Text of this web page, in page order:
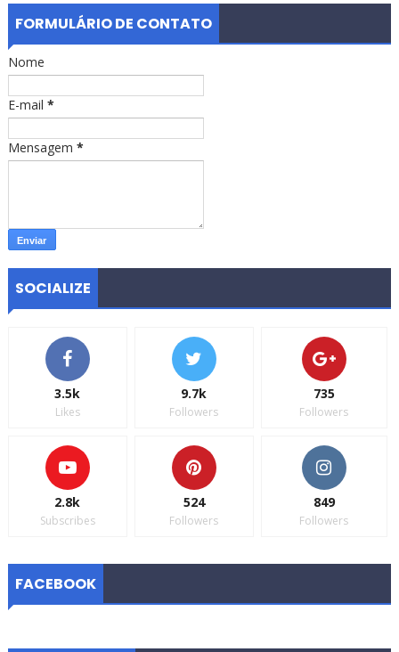
FORMULÁRIO DE CONTATO
Nome
E-mail *
Mensagem *
SOCIALIZE
3.5k
Likes
9.7k
Followers
735
Followers
2.8k
Subscribes
524
Followers
849
Followers
FACEBOOK